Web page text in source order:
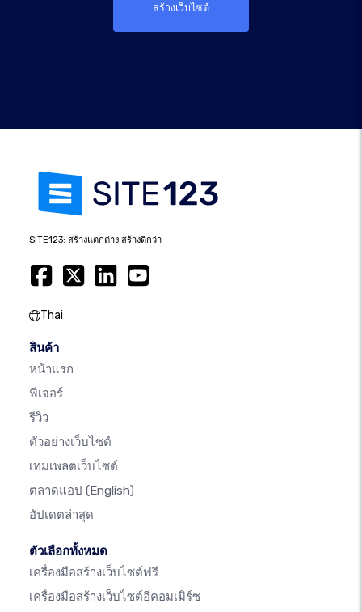
สร้างเว็บไซต์
SITE123: สร้างแตกต่าง สร้างดีกว่า
Thai
สินค้า
หน้าแรก
ฟีเจอร์
รีวิว
ตัวอย่างเว็บไซต์
เทมเพลตเว็บไซต์
ตลาดแอป (English)
อัปเดตล่าสุด
ตัวเลือกทั้งหมด
เครื่องมือสร้างเว็บไซต์ฟรี
เครื่องมือสร้างเว็บไซต์อีคอมเมิร์ซ